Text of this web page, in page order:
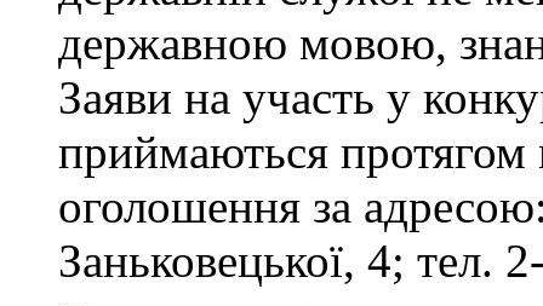
державною мовою,
Заяви на участь у
приймаються протягом
оголошення за
Заньковецької, 4; тел.